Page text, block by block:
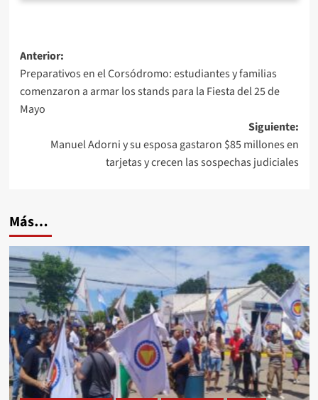
Navegación
de
entradas
Anterior:
Preparativos en el Corsódromo: estudiantes y familias
comenzaron a armar los stands para la Fiesta del 25 de
Mayo
Siguiente:
Manuel Adorni y su esposa gastaron $85 millones en
tarjetas y crecen las sospechas judiciales
Más…